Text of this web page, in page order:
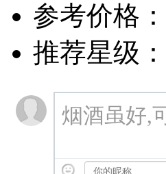
参考价格：
推荐星级：
烟酒虽好,